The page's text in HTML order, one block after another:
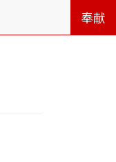
奉献